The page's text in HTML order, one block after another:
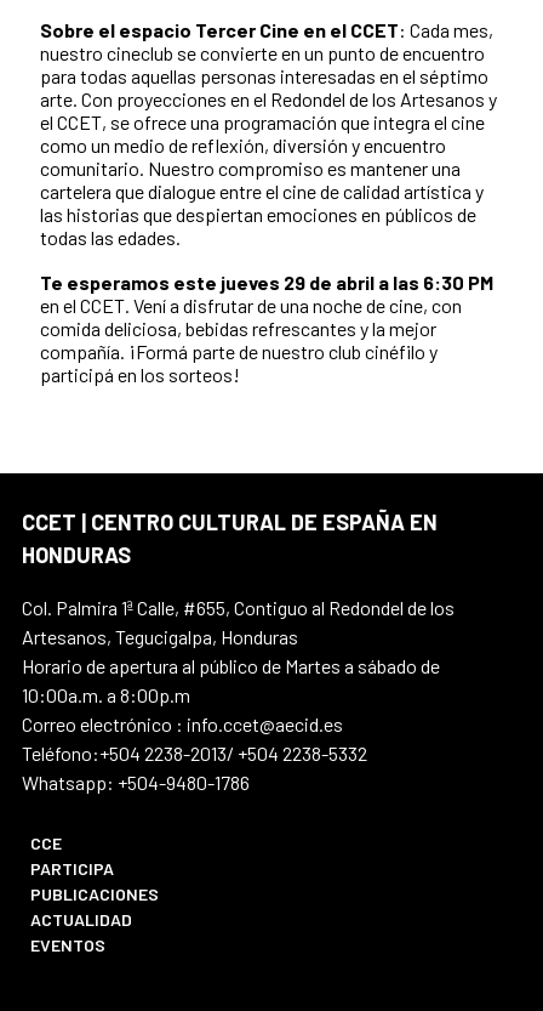
Sobre el espacio Tercer Cine en el CCET: Cada mes,
nuestro cineclub se convierte en un punto de encuentro
para todas aquellas personas interesadas en el séptimo
arte. Con proyecciones en el Redondel de los Artesanos y
el CCET, se ofrece una programación que integra el cine
como un medio de reflexión, diversión y encuentro
comunitario. Nuestro compromiso es mantener una
cartelera que dialogue entre el cine de calidad artística y
las historias que despiertan emociones en públicos de
todas las edades.
Te esperamos este jueves 29 de abril a las 6:30 PM
en el CCET. Vení a disfrutar de una noche de cine, con
comida deliciosa, bebidas refrescantes y la mejor
compañía. ¡Formá parte de nuestro club cinéfilo y
participá en los sorteos!
CCET | CENTRO CULTURAL DE ESPAÑA EN
HONDURAS
Col. Palmira 1ª Calle, #655, Contiguo al Redondel de los
Artesanos, Tegucigalpa, Honduras
Horario de apertura al público de Martes a sábado de
10:00a.m. a 8:00p.m
Correo electrónico : info.ccet@aecid.es
Teléfono:+504 2238-2013/ +504 2238-5332
Whatsapp: +504-9480-1786
CCE
PARTICIPA
PUBLICACIONES
ACTUALIDAD
EVENTOS